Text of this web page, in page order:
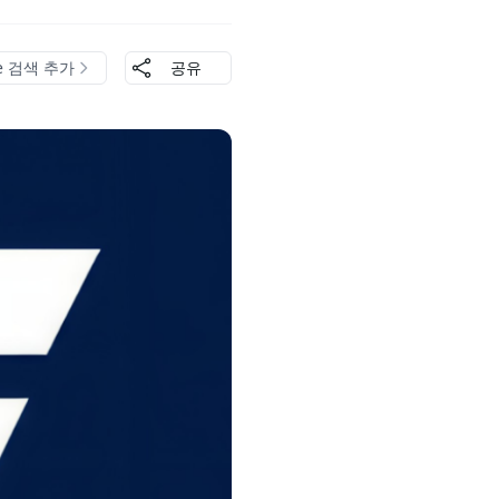
검색 추가 공유